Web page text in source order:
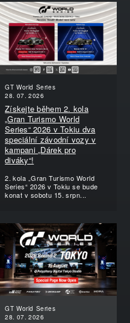
GT World Series
28. 07. 2026
Získejte během 2. kola
„Gran Turismo World
Series“ 2026 v Tokiu dva
speciální závodní vozy v
kampani „Dárek pro
diváky“!
2. kola „Gran Turismo World
Series“ 2026 v Tokiu se bude
konat v sobotu 15. srpn...
GT World Series
28. 07. 2026